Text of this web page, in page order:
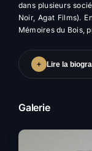
dans plusieurs
Noir, Agat Films).
Mémoires du Bois,
+ Lire la
Galerie